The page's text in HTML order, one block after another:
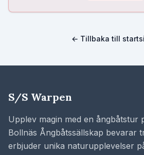
← Tillbaka till
S/S Warpen
Upplev magin med en ångbåtstur
Bollnäs Ångbåtssällskap bevarar
erbjuder unika naturupplevelser